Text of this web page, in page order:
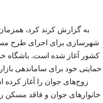
به گزارش کرند کرد،
شهرسازی برای اجرای طرح
کشور آغاز شده است. باشگاه
حمایتی خود برای ساماندهی
زوج‌های جوان را آغاز
خانوارهای جوان و فاقد مسکن